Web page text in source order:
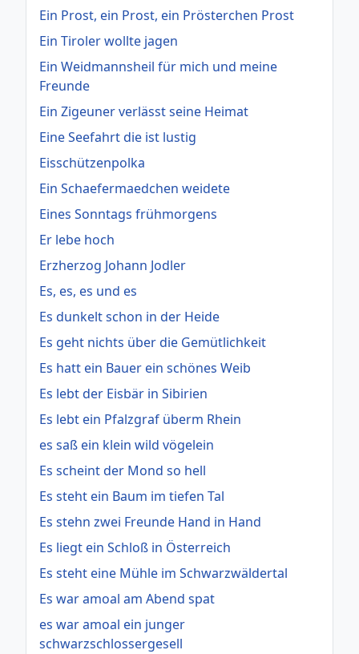
Ein Prost, ein Prost, ein Prösterchen Prost
Ein Tiroler wollte jagen
Ein Weidmannsheil für mich und meine
Freunde
Ein Zigeuner verlässt seine Heimat
Eine Seefahrt die ist lustig
Eisschützenpolka
Ein Schaefermaedchen weidete
Eines Sonntags frühmorgens
Er lebe hoch
Erzherzog Johann Jodler
Es, es, es und es
Es dunkelt schon in der Heide
Es geht nichts über die Gemütlichkeit
Es hatt ein Bauer ein schönes Weib
Es lebt der Eisbär in Sibirien
Es lebt ein Pfalzgraf überm Rhein
es saß ein klein wild vögelein
Es scheint der Mond so hell
Es steht ein Baum im tiefen Tal
Es stehn zwei Freunde Hand in Hand
Es liegt ein Schloß in Österreich
Es steht eine Mühle im Schwarzwäldertal
Es war amoal am Abend spat
es war amoal ein junger
schwarzschlossergesell